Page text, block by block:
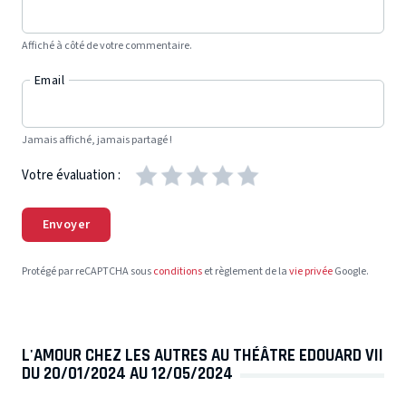
Palais des Congrès
Le 15/11/24 à 20:00
- 13700 MARIGNANE
Le 30/11/24 à 20:30
Opéra Comédie
Le 01/12/24 à 16:30
- 52100 ST DIZIER
Le 05/12/24
Informations & réservations au 03 25 40 15 55
Affiché à côté de votre commentaire.
Email
Jamais affiché, jamais partagé !
Votre évaluation :
Envoyer
Protégé par reCAPTCHA sousconditionset règlement de lavie privéeGoogle.
L'AMOUR CHEZ LES AUTRES AU THÉÂTRE EDOUARD VII
DU 20/01/2024 AU 12/05/2024